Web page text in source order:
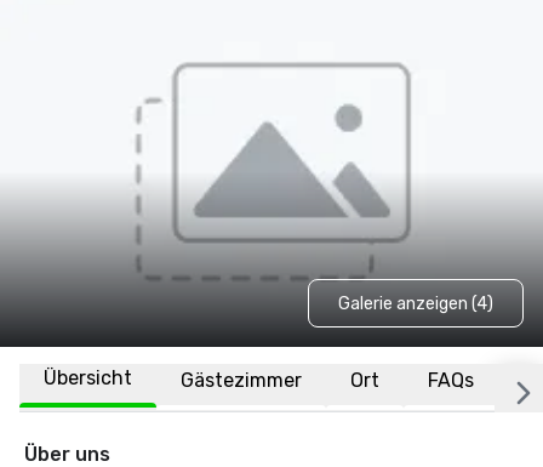
Galerie anzeigen (4)
Übersicht Gästezimmer Ort FAQs
Über uns